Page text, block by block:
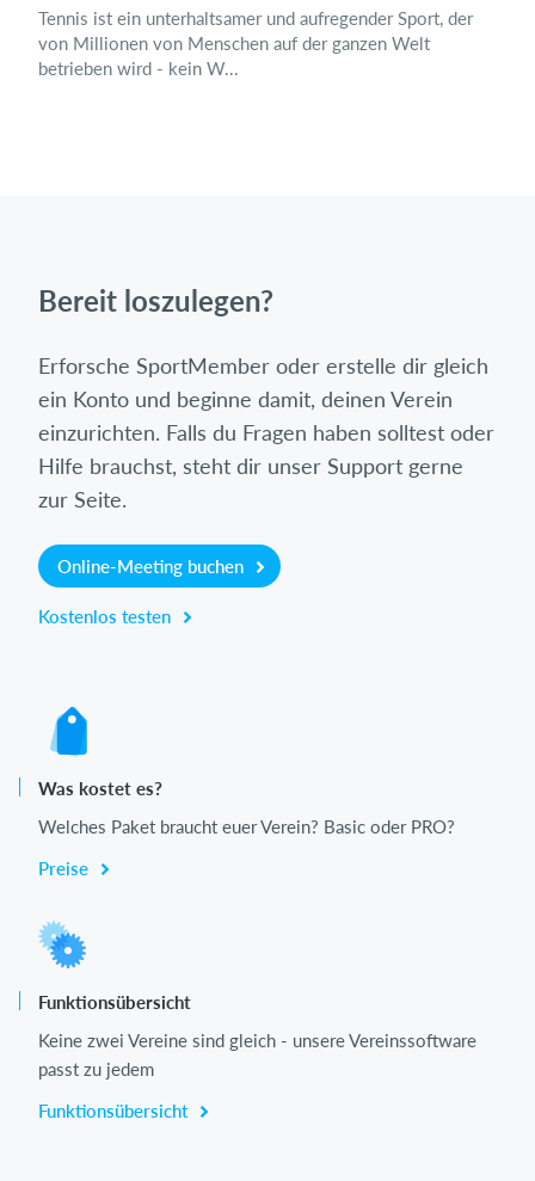
Tennis ist ein unterhaltsamer und aufregender Sport, der
von Millionen von Menschen auf der ganzen Welt
betrieben wird - kein W...
Bereit loszulegen?
Erforsche SportMember oder erstelle dir gleich
ein Konto und beginne damit, deinen Verein
einzurichten. Falls du Fragen haben solltest oder
Hilfe brauchst, steht dir unser Support gerne
zur Seite.
Online-Meeting buchen
Kostenlos testen
Was kostet es?
Welches Paket braucht euer Verein? Basic oder PRO?
Preise
Funktionsübersicht
Keine zwei Vereine sind gleich - unsere Vereinssoftware
passt zu jedem
Funktionsübersicht